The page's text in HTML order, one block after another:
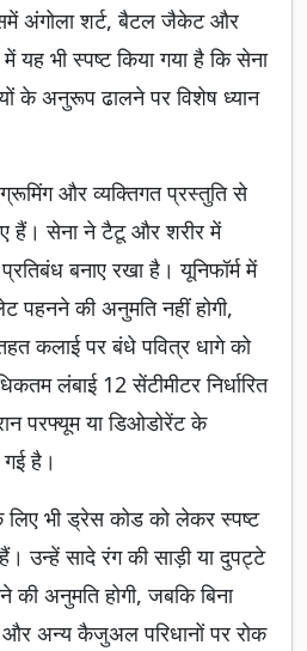
अंगोला शर्ट, बैटल जैकेट और
यह भी स्पष्ट किया गया है कि सेना
के अनुरूप ढालने पर विशेष ध्यान
और व्यक्तिगत प्रस्तुति से
हैं। सेना ने टैटू और शरीर में
बनाए रखा है। यूनिफॉर्म में
पहनने की अनुमति नहीं होगी,
कलाई पर बंधे पवित्र धागे को
लंबाई 12 सेंटीमीटर निर्धारित
परफ्यूम या डिओडोरेंट के
है।
लिए भी ड्रेस कोड को लेकर स्पष्ट
हैं। उन्हें सादे रंग की साड़ी या दुपट्टे
की अनुमति होगी, जबकि बिना
अन्य कैजुअल परिधानों पर रोक